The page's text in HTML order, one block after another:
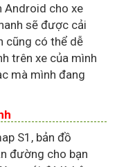
Android cho xe
sẽ được cải
cũng có thể dễ
trên xe của mình
mà mình đang
S1, bản đồ
đường cho bạn